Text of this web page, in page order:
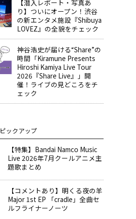
【潜入レポート・写真あ
り】ついにオープン！渋谷
の新エンタメ施設『Shibuya
LOVEZ』の全貌をチェック
神谷浩史が届ける“Share”の
時間――「Kiramune Presents
Hiroshi Kamiya Live Tour
2026『Share Live』」開
催！ライブの見どころをチ
ェック
ピックアップ
【特集】Bandai Namco Music
Live 2026年7月クールアニメ主
題歌まとめ
【コメントあり】明くる夜の羊
Major 1st EP 「cradle」全曲セ
ルフライナーノーツ